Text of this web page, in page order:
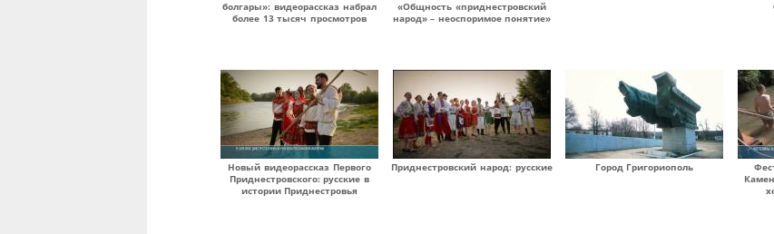
болгары»: видеорассказ набрал
более 13 тысяч просмотров
«Общность «приднестровский
народ» – неоспоримое понятие»
Новый видеорассказ Первого
Приднестровского: русские в
истории Приднестровья
Приднестровский народ: русские Город Григориополь